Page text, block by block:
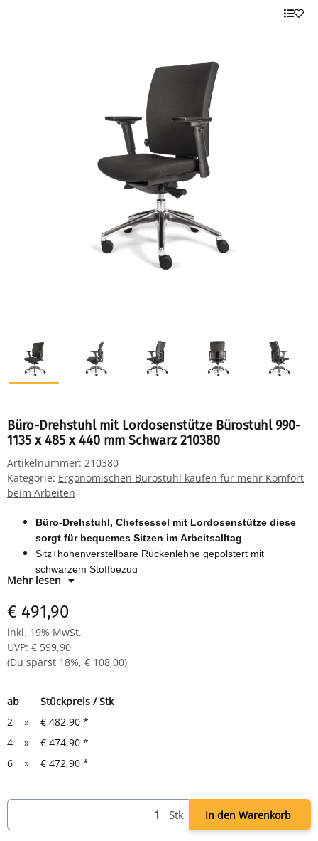
Büro-Drehstuhl mit Lordosenstütze Bürostuhl 990-
1135 x 485 x 440 mm Schwarz 210380
Artikelnummer: 210380
Kategorie: Ergonomischen Bürostuhl kaufen für mehr Komfort
beim Arbeiten
Büro-Drehstuhl, Chefsessel mit Lordosenstütze diese
sorgt für bequemes Sitzen im Arbeitsalltag
Sitz+höhenverstellbare Rückenlehne gepolstert mit
schwarzem Stoffbezug
Synchronmechanik mit Federkrafteinstellung
4D Armlehnen
verchromte Gasfeder
Aluminium Fußkreuz
Multifunktionelle Doppelrollen für harte und weiche Böden
Stuhlhöhe: 990-1135 mm
Sitzfläche: 485 x 440 mm (BxT)
Sitzhöhe: 475-615 mm
Mehr lesen
€ 491,90
inkl. 19% MwSt.
UVP: € 599,90
(Du sparst 18%, € 108,00)
ab
Stückpreis / Stk
2
» € 482,90 *
4
» € 474,90 *
6
» € 472,90 *
Stk In den Warenkorb